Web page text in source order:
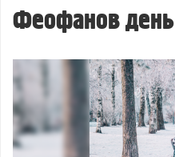
Феофанов день